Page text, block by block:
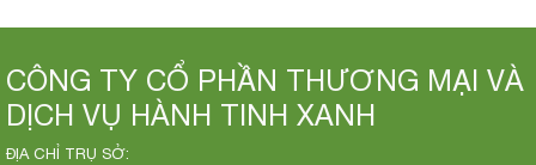
CÔNG TY CỔ PHẦN THƯƠNG MẠI VÀ
DỊCH VỤ HÀNH TINH XANH
ĐỊA CHỈ TRỤ SỞ: